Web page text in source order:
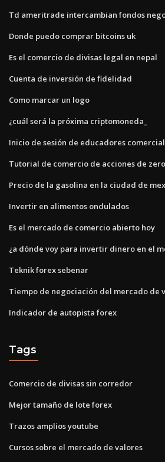
Td ameritrade intercambian fondos
Donde puedo comprar bitcoins uk
Es el comercio de divisas legal en nepal
Cuenta de inversión de fidelidad
Como marcar un logo
¿cuál será la próxima criptomoneda_
Inicio de sesión de educadores
Tutorial de comercio de acciones de
Precio de la gasolina en la ciudad de
Invertir en alimentos ondulados
Es el mercado de comercio abierto hoy
¿a dónde voy para invertir dinero en el
Teknik forex sebenar
Tiempo de negociación del mercado de
Indicador de autopista forex
Tags
Comercio de divisas sin corredor
Mejor tamaño de lote forex
Trazos amplios youtube
Cursos sobre el mercado de valores